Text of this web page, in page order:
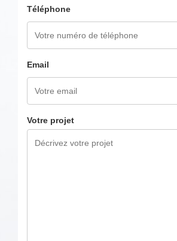
Téléphone
Email
Votre projet